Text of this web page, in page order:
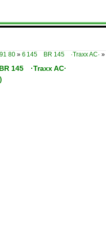
80 » 6 145 BR 145 ·Traxx AC· »
145 ·Traxx AC·